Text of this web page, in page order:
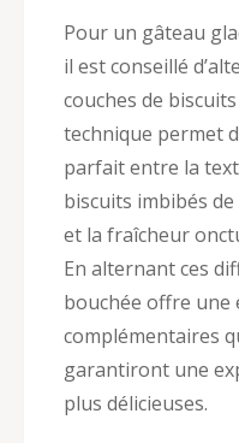
Pour un gâteau
il est conseillé
couches de
technique permet
parfait entre la
biscuits imbibés
et la fraîcheur
En alternant ces
bouchée offre une
complémentaires
garantiront une
plus délicieuses.